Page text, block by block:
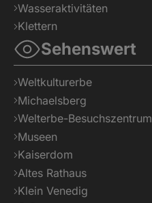
Wasseraktivitäten
Klettern
Sehenswert
Weltkulturerbe
Michaelsberg
Welterbe-Besuchszentrum
Museen
Kaiserdom
Altes Rathaus
Klein Venedig